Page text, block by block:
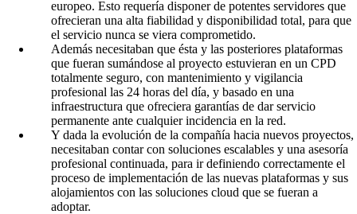
europeo. Esto requería disponer de potentes servidores que
ofrecieran una alta fiabilidad y disponibilidad total, para que
el servicio nunca se viera comprometido.
Además necesitaban que ésta y las posteriores plataformas
que fueran sumándose al proyecto estuvieran en un CPD
totalmente seguro, con mantenimiento y vigilancia
profesional las 24 horas del día, y basado en una
infraestructura que ofreciera garantías de dar servicio
permanente ante cualquier incidencia en la red.
Y dada la evolución de la compañía hacia nuevos proyectos,
necesitaban contar con soluciones escalables y una asesoría
profesional continuada, para ir definiendo correctamente el
proceso de implementación de las nuevas plataformas y sus
alojamientos con las soluciones cloud que se fueran a
adoptar.